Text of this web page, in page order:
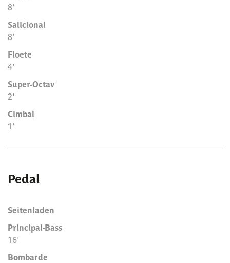
8'
Salicional
8'
Floete
4'
Super-Octav
2'
Cimbal
1'
Pedal
Seitenladen
Principal-Bass
16'
Bombarde